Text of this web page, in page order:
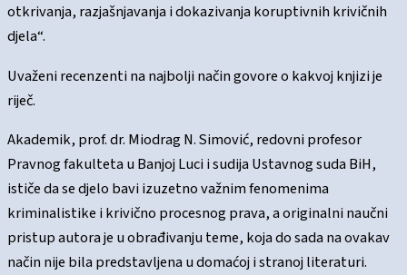
otkrivanja, razjašnjavanja i dokazivanja koruptivnih krivičnih
djela“.
Uvaženi recenzenti na najbolji način govore o kakvoj knjizi je
riječ.
Akademik, prof. dr. Miodrag N. Simović, redovni profesor
Pravnog fakulteta u Banjoj Luci i sudija Ustavnog suda BiH,
ističe da se djelo bavi izuzetno važnim fenomenima
kriminalistike i krivično procesnog prava, a originalni naučni
pristup autora je u obrađivanju teme, koja do sada na ovakav
način nije bila predstavljena u domaćoj i stranoj literaturi.